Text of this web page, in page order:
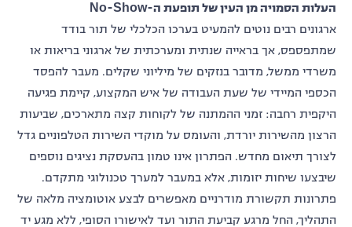
העלות הסמויה מן העין של תופעת ה-No-Show
ארגונים רבים נוטים להמעיט בערכו הכלכלי של תור בודד
שמתפספס, אך בראייה שנתית ומערכתית של ארגוני בריאות או
משרדי ממשל, מדובר בנזקים של מיליוני שקלים. מעבר להפסד
הכספי המיידי של שעת העבודה של איש המקצוע, קיימת פגיעה
היקפית רחבה: זמני ההמתנה של לקוחות קצה מתארכים, שביעות
הרצון מהשירות יורדת, והעומס על מוקדי השירות הטלפוניים גדל
לצורך תיאום מחדש. הפתרון אינו טמון בהעסקת נציגים נוספים
שיבצעו שיחות יזומות, אלא במעבר למערך טכנולוגי מתקדם.
פתרונות תקשורת מודרניים מאפשרים לבצע אוטומציה מלאה של
התהליך, החל מרגע קביעת התור ועד לאישורו הסופי, ללא מגע יד